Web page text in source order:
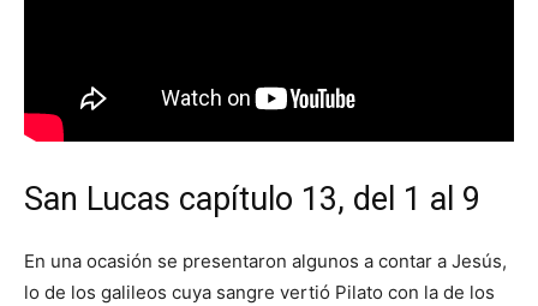
San Lucas capítulo 13, del 1 al 9
En una ocasión se presentaron algunos a contar a Jesús,
lo de los galileos cuya sangre vertió Pilato con la de los